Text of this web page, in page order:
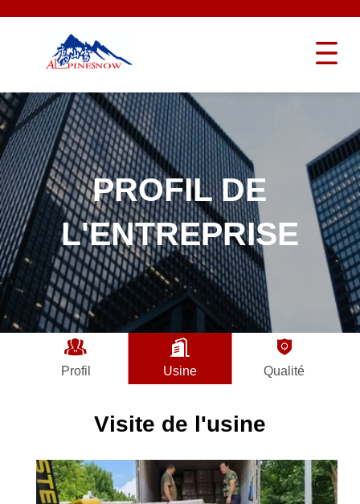
PROFIL DE
L'ENTREPRISE
Profil Usine Qualité
Visite de l'usine